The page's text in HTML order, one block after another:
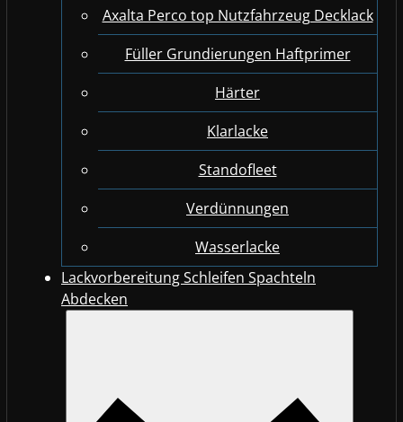
Axalta Perco top Nutzfahrzeug Decklack
Füller Grundierungen Haftprimer
Härter
Klarlacke
Standofleet
Verdünnungen
Wasserlacke
Lackvorbereitung Schleifen Spachteln
Abdecken